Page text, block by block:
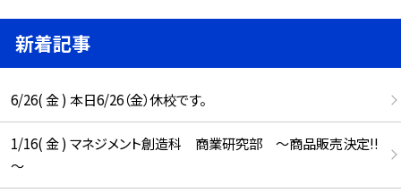
新着記事
6/26( 金 ) 本日6/26（金）休校です。
1/16( 金 ) マネジメント創造科 商業研究部 ～商品販売決定!!
～